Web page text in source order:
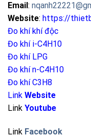
Email :
Website: https://
Đo khí khí độc
Đo khí i-C4H10
Đo khí LPG
Đo khí n-C4H10
Đo khí C3H8
Link Website
Link Youtube
Link Facebook